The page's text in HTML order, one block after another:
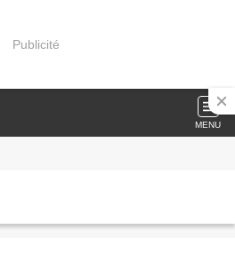
Publicité
MENU